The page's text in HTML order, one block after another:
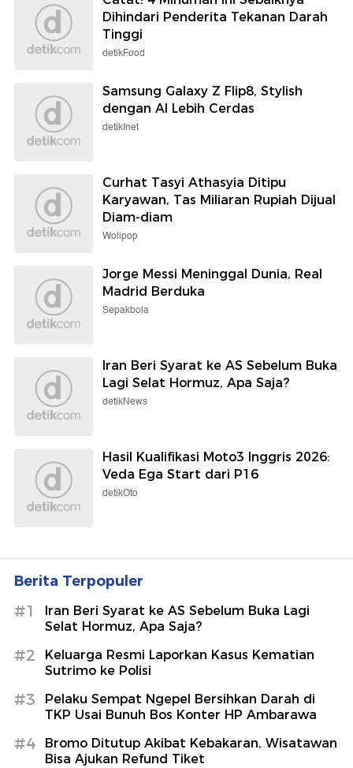
Dihindari Penderita Tekanan Darah
Tinggi
detikFood
Samsung Galaxy Z Flip8, Stylish
dengan AI Lebih Cerdas
detikInet
Curhat Tasyi Athasyia Ditipu
Karyawan, Tas Miliaran Rupiah Dijual
Diam-diam
Wolipop
Jorge Messi Meninggal Dunia, Real
Madrid Berduka
Sepakbola
Iran Beri Syarat ke AS Sebelum Buka
Lagi Selat Hormuz, Apa Saja?
detikNews
Hasil Kualifikasi Moto3 Inggris 2026:
Veda Ega Start dari P16
detikOto
Berita Terpopuler
#1
Iran Beri Syarat ke AS Sebelum Buka Lagi
Selat Hormuz, Apa Saja?
#2
Keluarga Resmi Laporkan Kasus Kematian
Sutrimo ke Polisi
#3
Pelaku Sempat Ngepel Bersihkan Darah di
TKP Usai Bunuh Bos Konter HP Ambarawa
#4
Bromo Ditutup Akibat Kebakaran, Wisatawan
Bisa Ajukan Refund Tiket